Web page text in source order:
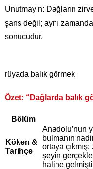
Unutmayın: Dağların
şans değil; aynı
sonucudur.
rüyada balık görmek
Özet: “Dağlarda balık
Bölüm
Köken &
Tarihçe
Anadolu’nun
bulmanın
ortaya
şeyin
haline